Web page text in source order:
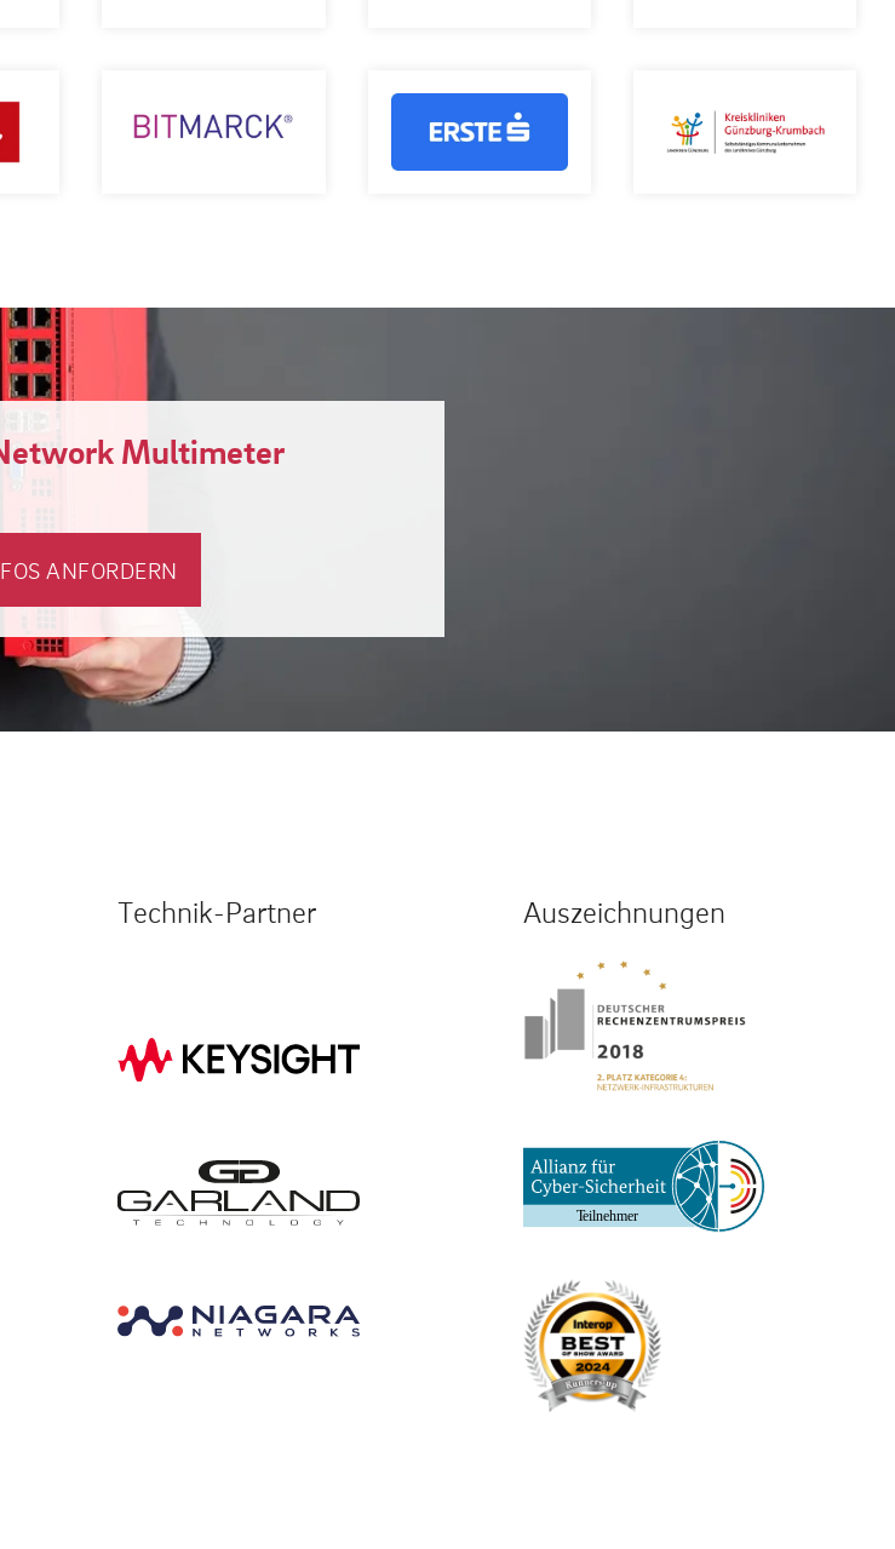
Multimeter
ANFORDERN
Technik-Partner Auszeichnungen